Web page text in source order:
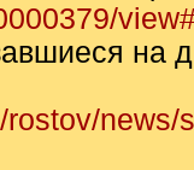
на
news/